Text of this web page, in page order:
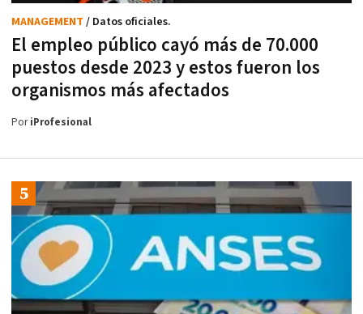
El empleo público cayó más de 70.000
puestos desde 2023 y estos fueron los
organismos más afectados
MANAGEMENT / Datos oficiales.
PoriProfesional